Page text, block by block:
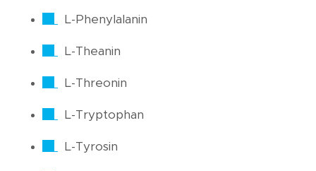
L-Phenylalanin
L-Theanin
L-Threonin
L-Tryptophan
L-Tyrosin